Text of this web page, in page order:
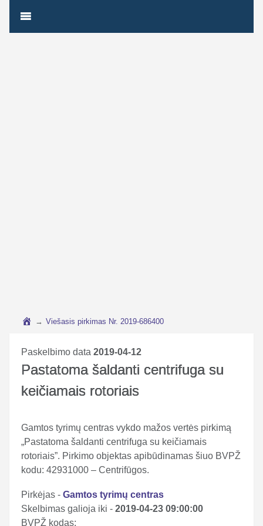
→ Viešasis pirkimas Nr. 2019-686400
Paskelbimo data 2019-04-12
Pastatoma šaldanti centrifuga su
keičiamais rotoriais
Gamtos tyrimų centras vykdo mažos vertės pirkimą
„Pastatoma šaldanti centrifuga su keičiamais
rotoriais”. Pirkimo objektas apibūdinamas šiuo BVPŽ
kodu: 42931000 – Centrifūgos.
Pirkėjas - Gamtos tyrimų centras
Skelbimas galioja iki - 2019-04-23 09:00:00
BVPŽ kodas: